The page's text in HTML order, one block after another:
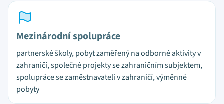
Mezinárodní spolupráce
partnerské školy, pobyt zaměřený na odborné aktivity v
zahraničí, společné projekty se zahraničním subjektem,
spolupráce se zaměstnavateli v zahraničí, výměnné
pobyty